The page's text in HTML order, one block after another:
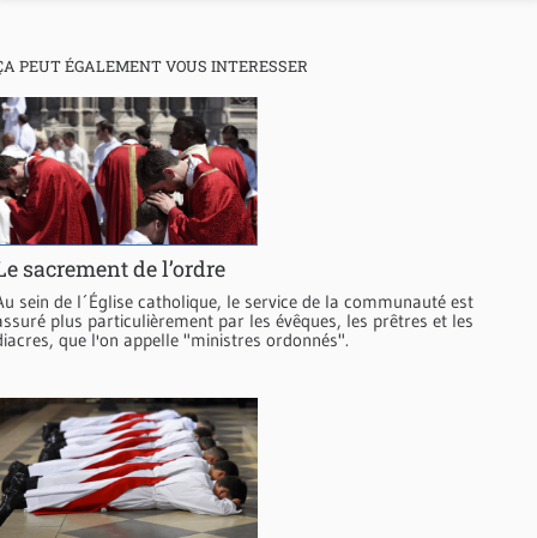
PEUT ÉGALEMENT VOUS INTERESSER
sacrement de l’ordre
sein de l´Église catholique, le service de la communauté est
plus particulièrement par les évêques, les prêtres et les
que l'on appelle "ministres ordonnés".